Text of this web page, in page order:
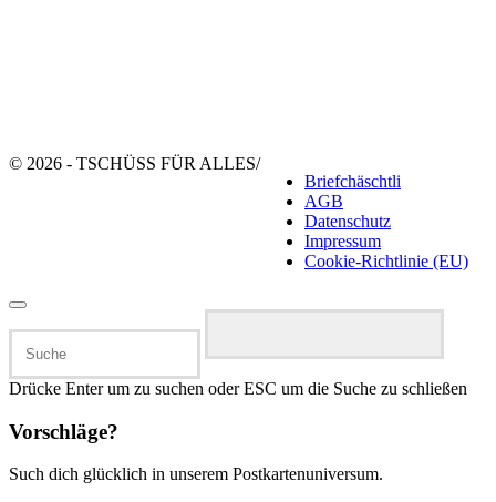
© 2026 - TSCHÜSS FÜR ALLES/
Briefchäschtli
AGB
Datenschutz
Impressum
Cookie-Richtlinie (EU)
nach:
Drücke Enter um zu suchen oder ESC um die Suche zu schließen
Vorschläge?
Such dich glücklich in unserem Postkartenuniversum.